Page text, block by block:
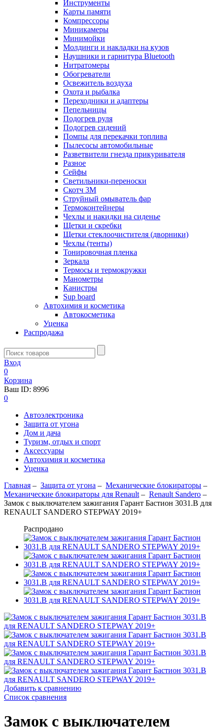
Инструменты
Карты памяти
Компрессоры
Миникамеры
Минимойки
Молдинги и накладки на кузов
Наушники и гарнитура Bluetooth
Нитратомеры
Обогреватели
Освежитель воздуха
Охота и рыбалка
Переходники и адаптеры
Пепельницы
Подогрев руля
Подогрев сидений
Помпы для перекачки топлива
Пылесосы автомобильные
Разветвители гнезда прикуривателя
Разное
Сейфы
Светильники-переноски
Скотч 3М
Струйный омыватель фар
Термоконтейнеры
Чехлы и накидки на сиденье
Щетки и скребки
Щетки стеклоочистителя (дворники)
Чехлы (тенты)
Тонировочная пленка
Зеркалa
Термосы и термокружки
Манометры
Канистры
Sup board
Автохимия и косметика
Автокосметика
Уценка
Распродажа
Вход
0
Корзина
Ваш ID: 8996
0
Автоэлектроника
Защита от угона
Дом и дача
Туризм, отдых и спорт
Аксессуары
Автохимия и косметика
Уценка
Главная – Защита от угона – Механические блoкираторы –
Механические блокираторы для Renault – Renault Sandero –
Замок с выключателем зажигания Гарант Бастион 3031.B для
RENAULT SANDERO STEPWAY 2019+
Распродано
Добавить к сравнению
Список сравнения
Замок с выключателем